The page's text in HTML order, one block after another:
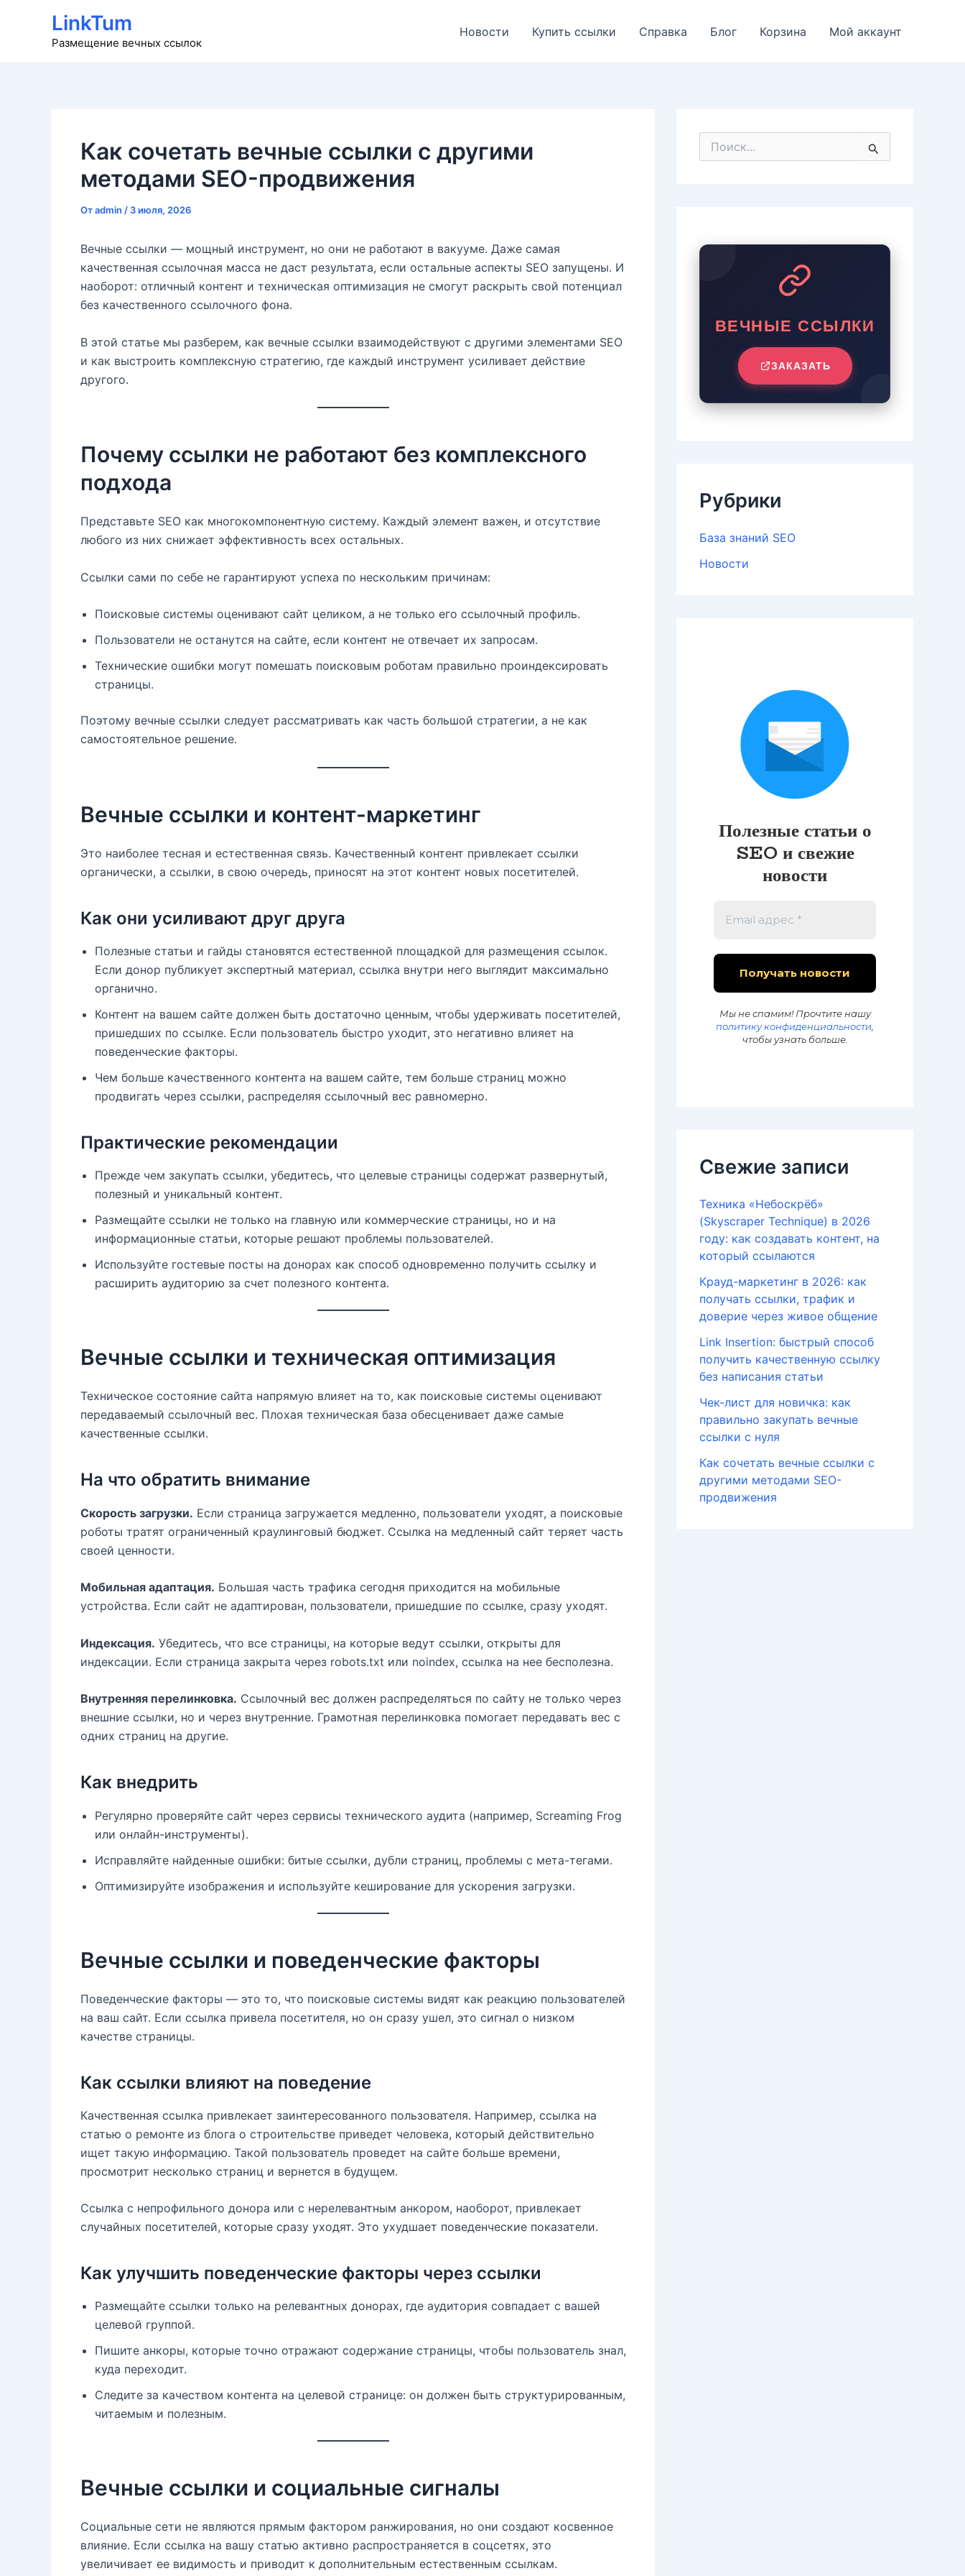
содержимому
LinkTum
Размещение вечных ссылок
Новости Купить ссылки Справка Блог Корзина Мой аккаунт
Как сочетать вечные ссылки с другими
методами SEO-продвижения
Отadmin / 3 июля, 2026
Вечные ссылки — мощный инструмент, но они не работают в вакууме. Даже самая
качественная ссылочная масса не даст результата, если остальные аспекты SEO запущены. И
наоборот: отличный контент и техническая оптимизация не смогут раскрыть свой потенциал
без качественного ссылочного фона.
В этой статье мы разберем, как вечные ссылки взаимодействуют с другими элементами SEO
и как выстроить комплексную стратегию, где каждый инструмент усиливает действие
другого.
Почему ссылки не работают без комплексного
подхода
Представьте SEO как многокомпонентную систему. Каждый элемент важен, и отсутствие
любого из них снижает эффективность всех остальных.
Ссылки сами по себе не гарантируют успеха по нескольким причинам:
Поисковые системы оценивают сайт целиком, а не только его ссылочный профиль.
Пользователи не останутся на сайте, если контент не отвечает их запросам.
Технические ошибки могут помешать поисковым роботам правильно проиндексировать
страницы.
Поэтому вечные ссылки следует рассматривать как часть большой стратегии, а не как
самостоятельное решение.
Вечные ссылки и контент-маркетинг
Это наиболее тесная и естественная связь. Качественный контент привлекает ссылки
органически, а ссылки, в свою очередь, приносят на этот контент новых посетителей.
Как они усиливают друг друга
Полезные статьи и гайды становятся естественной площадкой для размещения ссылок.
Если донор публикует экспертный материал, ссылка внутри него выглядит максимально
органично.
Контент на вашем сайте должен быть достаточно ценным, чтобы удерживать посетителей,
пришедших по ссылке. Если пользователь быстро уходит, это негативно влияет на
поведенческие факторы.
Чем больше качественного контента на вашем сайте, тем больше страниц можно
продвигать через ссылки, распределяя ссылочный вес равномерно.
Практические рекомендации
Прежде чем закупать ссылки, убедитесь, что целевые страницы содержат развернутый,
полезный и уникальный контент.
Размещайте ссылки не только на главную или коммерческие страницы, но и на
информационные статьи, которые решают проблемы пользователей.
Используйте гостевые посты на донорах как способ одновременно получить ссылку и
расширить аудиторию за счет полезного контента.
Вечные ссылки и техническая оптимизация
Техническое состояние сайта напрямую влияет на то, как поисковые системы оценивают
передаваемый ссылочный вес. Плохая техническая база обесценивает даже самые
качественные ссылки.
На что обратить внимание
Скорость загрузки. Если страница загружается медленно, пользователи уходят, а поисковые
роботы тратят ограниченный краулинговый бюджет. Ссылка на медленный сайт теряет часть
своей ценности.
Мобильная адаптация. Большая часть трафика сегодня приходится на мобильные
устройства. Если сайт не адаптирован, пользователи, пришедшие по ссылке, сразу уходят.
Индексация. Убедитесь, что все страницы, на которые ведут ссылки, открыты для
индексации. Если страница закрыта через robots.txt или noindex, ссылка на нее бесполезна.
Внутренняя перелинковка. Ссылочный вес должен распределяться по сайту не только через
внешние ссылки, но и через внутренние. Грамотная перелинковка помогает передавать вес с
одних страниц на другие.
Как внедрить
Регулярно проверяйте сайт через сервисы технического аудита (например, Screaming Frog
или онлайн-инструменты).
Исправляйте найденные ошибки: битые ссылки, дубли страниц, проблемы с мета-тегами.
Оптимизируйте изображения и используйте кеширование для ускорения загрузки.
Вечные ссылки и поведенческие факторы
Поведенческие факторы — это то, что поисковые системы видят как реакцию пользователей
на ваш сайт. Если ссылка привела посетителя, но он сразу ушел, это сигнал о низком
качестве страницы.
Как ссылки влияют на поведение
Качественная ссылка привлекает заинтересованного пользователя. Например, ссылка на
статью о ремонте из блога о строительстве приведет человека, который действительно
ищет такую информацию. Такой пользователь проведет на сайте больше времени,
просмотрит несколько страниц и вернется в будущем.
Ссылка с непрофильного донора или с нерелевантным анкором, наоборот, привлекает
случайных посетителей, которые сразу уходят. Это ухудшает поведенческие показатели.
Как улучшить поведенческие факторы через ссылки
Размещайте ссылки только на релевантных донорах, где аудитория совпадает с вашей
целевой группой.
Пишите анкоры, которые точно отражают содержание страницы, чтобы пользователь знал,
куда переходит.
Следите за качеством контента на целевой странице: он должен быть структурированным,
читаемым и полезным.
Вечные ссылки и социальные сигналы
Социальные сети не являются прямым фактором ранжирования, но они создают косвенное
влияние. Если ссылка на вашу статью активно распространяется в соцсетях, это
увеличивает ее видимость и приводит к дополнительным естественным ссылкам.
ВЕЧНЫЕ ССЫЛКИ
ЗАКАЗАТЬ
Рубрики
База знаний SEO
Новости
Полезные статьи о
SEO и свежие
новости
Мы не спамим! Прочтите нашу
политику конфиденциальности
чтобы узнать больше.
Свежие записи
Техника «Небоскрёб»
(Skyscraper Technique) в 2026
году: как создавать контент, на
который ссылаются
Крауд-маркетинг в 2026: как
получать ссылки, трафик и
доверие через живое общение
Link Insertion: быстрый способ
получить качественную ссылку
без написания статьи
Чек-лист для новичка: как
правильно закупать вечные
ссылки с нуля
Как сочетать вечные ссылки с
другими методами SEO-
продвижения